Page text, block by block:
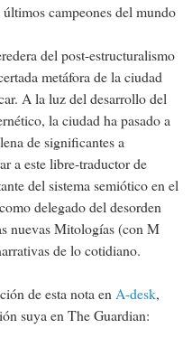
campeones del mundo
del post-estructuralismo
metáfora de la ciudad
A la luz del desarrollo del
la ciudad ha pasado a
de significantes a
a este libre-traductor de
del sistema semiótico en el
delegado del desorden
nuevas Mitologías (con M
de lo cotidiano.
de esta nota en A-desk,
suya en The Guardian: